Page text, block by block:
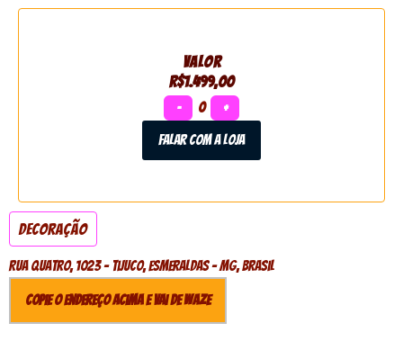
VALOR
R$1.499,00
− 0 +
Falar com a loja
Decoração
Rua quatro, 1023 - Tijuco, Esmeraldas - MG, Brasil
Copie o endereço acima e vai de Waze